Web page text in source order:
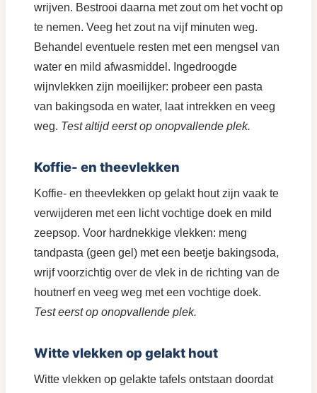
wrijven. Bestrooi daarna met zout om het vocht op
te nemen. Veeg het zout na vijf minuten weg.
Behandel eventuele resten met een mengsel van
water en mild afwasmiddel. Ingedroogde
wijnvlekken zijn moeilijker: probeer een pasta
van bakingsoda en water, laat intrekken en veeg
weg. Test altijd eerst op onopvallende plek.
Koffie- en theevlekken
Koffie- en theevlekken op gelakt hout zijn vaak te
verwijderen met een licht vochtige doek en mild
zeepsop. Voor hardnekkige vlekken: meng
tandpasta (geen gel) met een beetje bakingsoda,
wrijf voorzichtig over de vlek in de richting van de
houtnerf en veeg weg met een vochtige doek.
Test eerst op onopvallende plek.
Witte vlekken op gelakt hout
Witte vlekken op gelakte tafels ontstaan doordat